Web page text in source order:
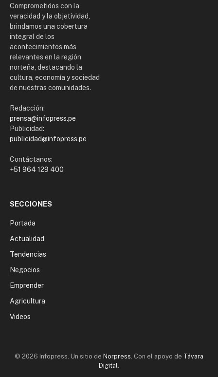
Comprometidos con la
veracidad y la objetividad,
brindamos una cobertura
integral de los
acontecimientos más
relevantes en la región
norteña, destacando la
cultura, economía y sociedad
de nuestras comunidades.
Redacción:
prensa@infopress.pe
Publicidad:
publicidad@infopress.pe
Contáctanos:
+51 964 129 400
SECCIONES
Portada
Actualidad
Tendencias
Negocios
Emprender
Agricultura
Videos
© 2026 Infopress. Un sitio de Norpress. Con el apoyo de Távara
Digital.